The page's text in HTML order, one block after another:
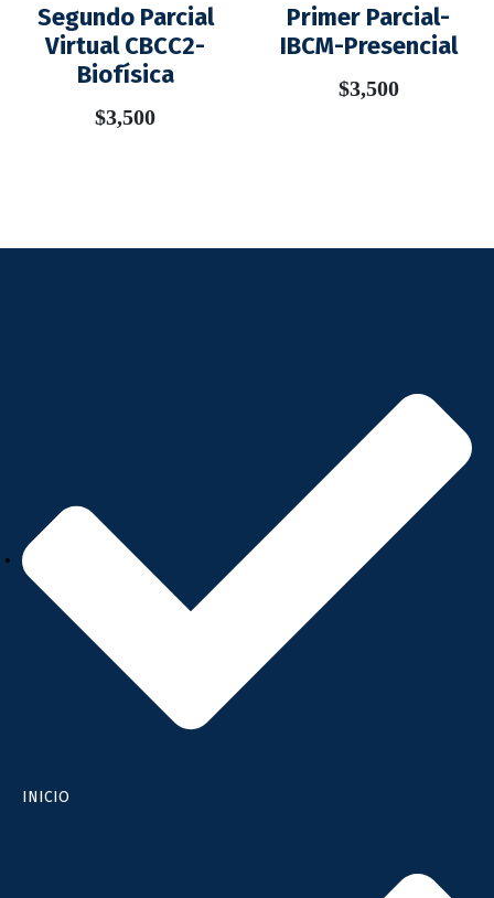
Segundo Parcial
Virtual CBCC2-
Biofísica
$3,500
Primer Parcial-
IBCM-Presencial
$3,500
INICIO